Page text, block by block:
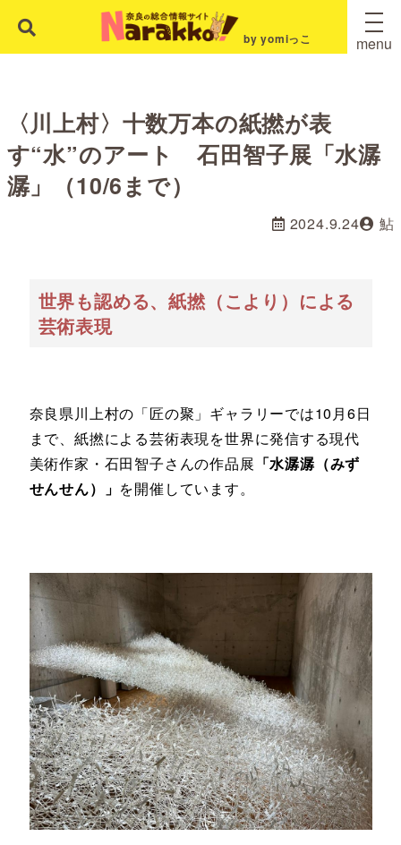
by yomiっこ menu
〈川上村〉十数万本の紙撚が表
す“水”のアート 石田智子展「水潺
潺」（10/6まで）
2024.9.24 鮎
世界も認める、紙撚（こより）による
芸術表現
奈良県川上村の「匠の聚」ギャラリーでは10月6日
まで、紙撚による芸術表現を世界に発信する現代
美術作家・石田智子さんの作品展 「水潺潺（みず
せんせん）」 を開催しています。